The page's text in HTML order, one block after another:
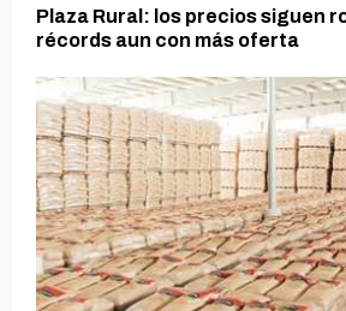
Plaza Rural: los precios siguen
récords aun con más oferta